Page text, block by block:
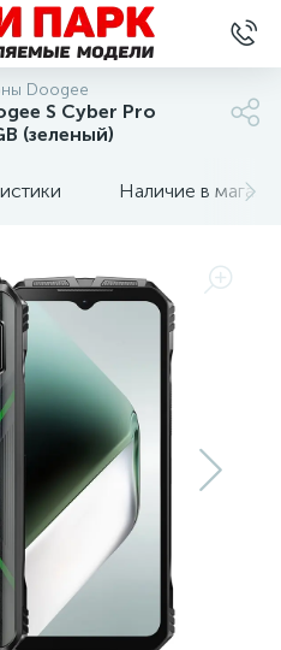
Doogee
S Сyber Pro
(зеленый)
Наличие в